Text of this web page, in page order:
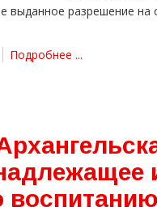
выданное разрешение на
Подробнее ...